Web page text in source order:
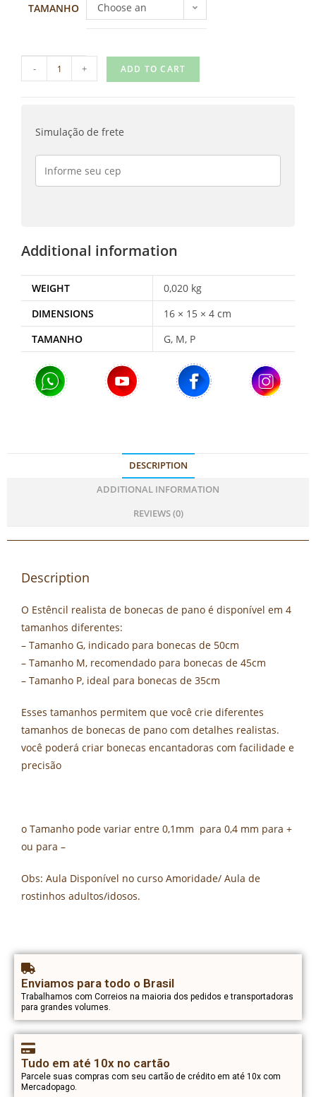
TAMANHO
Choose an
- + ADD TO CART
Simulação de frete
Additional information
WEIGHT
0,020 kg
DIMENSIONS
16 × 15 × 4 cm
TAMANHO
G, M, P
DESCRIPTION
ADDITIONAL INFORMATION
REVIEWS (0)
Description
O Estêncil realista de bonecas de pano é disponível em 4
tamanhos diferentes:
– Tamanho G, indicado para bonecas de 50cm
– Tamanho M, recomendado para bonecas de 45cm
– Tamanho P, ideal para bonecas de 35cm
Esses tamanhos permitem que você crie diferentes
tamanhos de bonecas de pano com detalhes realistas.
você poderá criar bonecas encantadoras com facilidade e
precisão
o Tamanho pode variar entre 0,1mm para 0,4 mm para +
ou para –
Obs: Aula Disponível no curso Amoridade/ Aula de
rostinhos adultos/idosos.
Enviamos para todo o Brasil
Trabalhamos com Correios na maioria dos pedidos e transportadoras
para grandes volumes.
Tudo em até 10x no cartão
Parcele suas compras com seu cartão de crédito em até 10x com
Mercadopago.